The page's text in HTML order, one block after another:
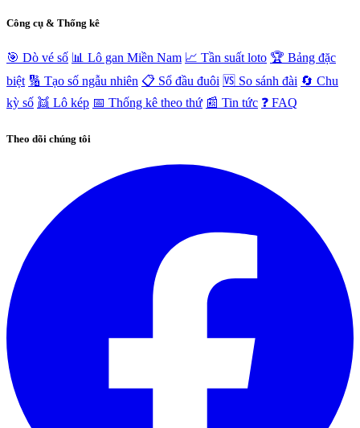
Công cụ & Thống kê
🎯 Dò vé số 📊 Lô gan Miền Nam 📈 Tần suất loto 🏆 Bảng đặc
biệt 🔢 Tạo số ngẫu nhiên 📋 Sổ đầu đuôi 🆚 So sánh đài 🔄 Chu
kỳ số 👯 Lô kép 📅 Thống kê theo thứ 📰 Tin tức ❓ FAQ
Theo dõi chúng tôi